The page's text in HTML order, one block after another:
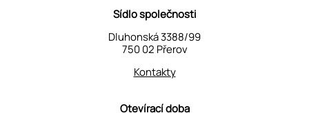
Sídlo společnosti
Dluhonská 3388/99
750 02 Přerov
Kontakty
Otevírací doba